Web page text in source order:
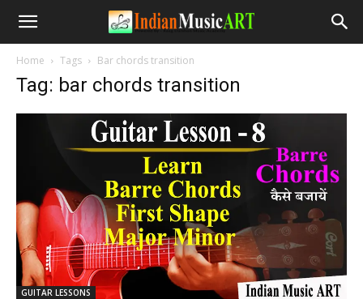
Home Tags Bar chords transition
Tag: bar chords transition
GUITAR LESSONS